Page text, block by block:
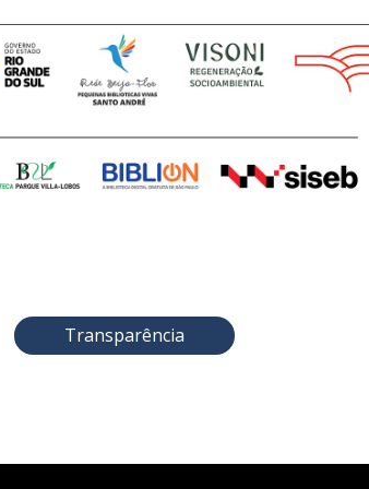
Transparência